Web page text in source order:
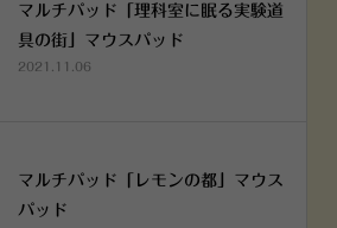
マルチパッド「理科室に眠る実験道
具の街」マウスパッド
2021.11.06
マルチパッド「レモンの都」マウス
パッド